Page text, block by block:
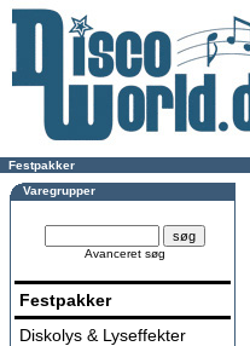
Festpakker
Varegrupper
Avanceret søg
Festpakker
Diskolys & Lyseffekter